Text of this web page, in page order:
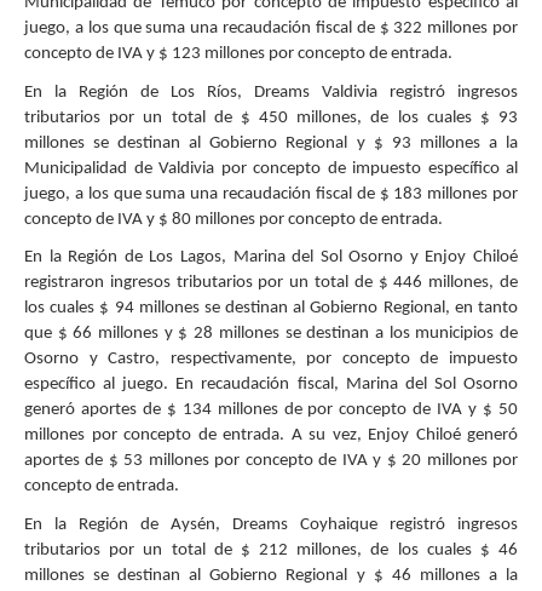
juego, a los que suma una recaudación fiscal de $ 322 millones por
concepto de IVA y $ 123 millones por concepto de entrada.
En la Región de Los Ríos, Dreams Valdivia registró ingresos
tributarios por un total de $ 450 millones, de los cuales $ 93
millones se destinan al Gobierno Regional y $ 93 millones a la
Municipalidad de Valdivia por concepto de impuesto específico al
juego, a los que suma una recaudación fiscal de $ 183 millones por
concepto de IVA y $ 80 millones por concepto de entrada.
En la Región de Los Lagos, Marina del Sol Osorno y Enjoy Chiloé
registraron ingresos tributarios por un total de $ 446 millones, de
los cuales $ 94 millones se destinan al Gobierno Regional, en tanto
que $ 66 millones y $ 28 millones se destinan a los municipios de
Osorno y Castro, respectivamente, por concepto de impuesto
específico al juego. En recaudación fiscal, Marina del Sol Osorno
generó aportes de $ 134 millones de por concepto de IVA y $ 50
millones por concepto de entrada. A su vez, Enjoy Chiloé generó
aportes de $ 53 millones por concepto de IVA y $ 20 millones por
concepto de entrada.
En la Región de Aysén, Dreams Coyhaique registró ingresos
tributarios por un total de $ 212 millones, de los cuales $ 46
millones se destinan al Gobierno Regional y $ 46 millones a la